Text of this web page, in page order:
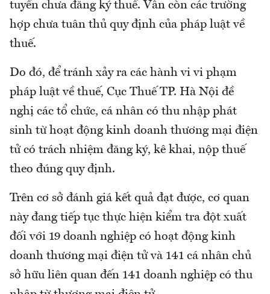
tuyến chưa đăng ký thuế. Vẫn còn các trường
hợp chưa tuân thủ quy định của pháp luật về
thuế.
Do đó, để tránh xảy ra các hành vi vi phạm
pháp luật về thuế, Cục Thuế TP. Hà Nội đề
nghị các tổ chức, cá nhân có thu nhập phát
sinh từ hoạt động kinh doanh thương mại điện
tử có trách nhiệm đăng ký, kê khai, nộp thuế
theo đúng quy định.
Trên cơ sở đánh giá kết quả đạt được, cơ quan
này đang tiếp tục thực hiện kiểm tra đột xuất
đối với 19 doanh nghiệp có hoạt động kinh
doanh thương mại điện tử và 141 cá nhân chủ
sở hữu liên quan đến 141 doanh nghiệp có thu